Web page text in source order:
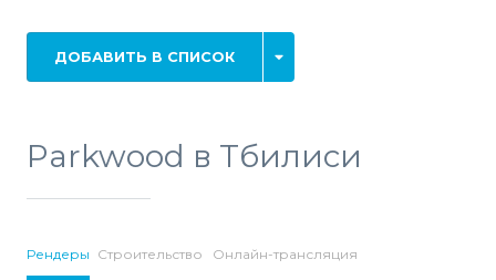
ДОБАВИТЬ В СПИСОК
Parkwood в Тбилиси
Рендеры Строительство Онлайн-трансляция